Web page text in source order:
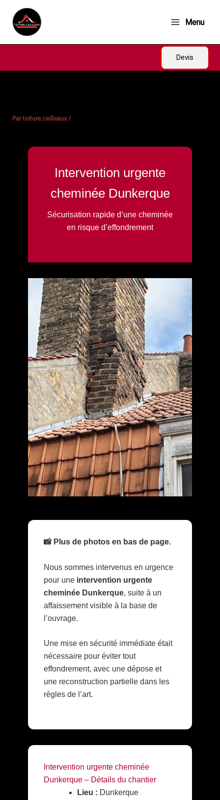
contenu
Menu
Devis
Partoiture.cailleaux/
Intervention urgente
cheminée Dunkerque
Sécurisation rapide d’une cheminée
en risque d’effondrement
📸 Plus de photos en bas de page.
Nous sommes intervenus en urgence
pour une intervention urgente
cheminée Dunkerque, suite à un
affaissement visible à la base de
l’ouvrage.
Une mise en sécurité immédiate était
nécessaire pour éviter tout
effondrement, avec une dépose et
une reconstruction partielle dans les
règles de l’art.
Intervention urgente cheminée
Dunkerque – Détails du chantier
Lieu : Dunkerque